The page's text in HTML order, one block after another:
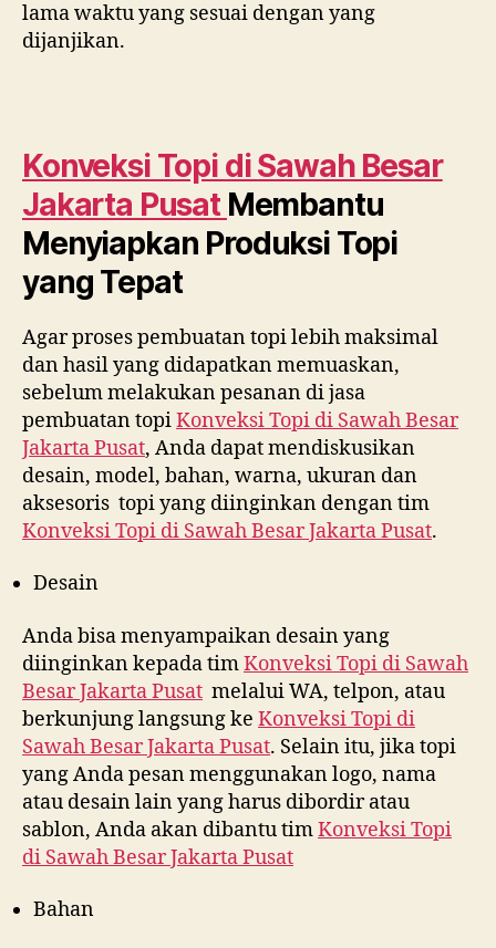
lama waktu yang sesuai dengan yang
dijanjikan.
Konveksi Topi diSawah Besar
Jakarta Pusat Membantu
Menyiapkan Produksi Topi
yang Tepat
Agar proses pembuatan topi lebih maksimal
dan hasil yang didapatkan memuaskan,
sebelum melakukan pesanan di jasa
pembuatan topiKonveksi Topi di Sawah Besar
Jakarta Pusat, Anda dapat mendiskusikan
desain, model, bahan, warna, ukuran dan
aksesoris topi yang diinginkan dengan tim
Konveksi Topi di Sawah Besar Jakarta Pusat.
Desain
Anda bisa menyampaikan desain yang
diinginkan kepada timKonveksi Topi di Sawah
Besar Jakarta Pusat melalui WA, telpon, atau
berkunjung langsung ke Konveksi Topi di
Sawah Besar Jakarta Pusat. Selain itu, jika topi
yang Anda pesan menggunakan logo, nama
atau desain lain yang harus dibordir atau
sablon, Anda akan dibantu timKonveksi Topi
di Sawah Besar Jakarta Pusat
Bahan